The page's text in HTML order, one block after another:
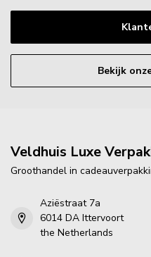
Bekijk
Veldhuis Luxe
Groothandel in
Aziëstraat 7a
6014 DA Ittervoort
the Netherlands